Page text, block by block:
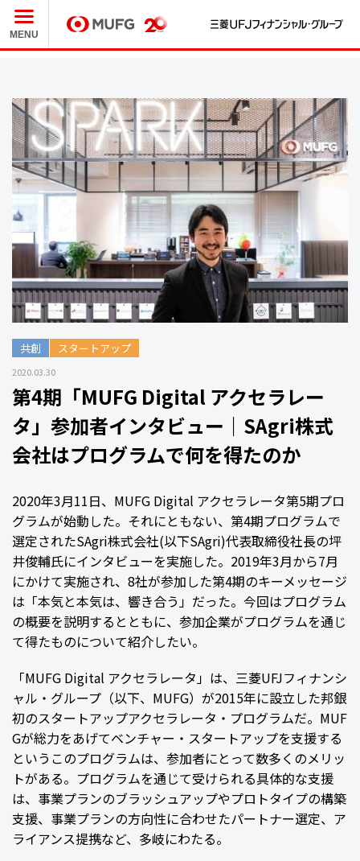
MUFG
MENU
共創 スタートアップ
2020.03.30
第4期「MUFG Digital アクセラレー
タ」参加者インタビュー｜SAgri株式
会社はプログラムで何を得たのか
2020年3月11日、MUFG Digital アクセラレータ第5期プロ
グラムが始動した。それにともない、第4期プログラムで
選定されたSAgri株式会社(以下SAgri)代表取締役社長の坪
井俊輔氏にインタビューを実施した。2019年3月から7月
にかけて実施され、8社が参加した第4期のキーメッセージ
は「本気と本気は、響き合う」だった。今回はプログラム
の概要を説明するとともに、参加企業がプログラムを通じ
て得たものについて紹介したい。
「MUFG Digital アクセラレータ」は、三菱UFJフィナンシ
ャル・グループ（以下、MUFG）が2015年に設立した邦銀
初のスタートアップアクセラレータ・プログラムだ。MUF
Gが総力をあげてベンチャー・スタートアップを支援する
というこのプログラムは、参加者にとって数多くのメリッ
トがある。プログラムを通じて受けられる具体的な支援
は、事業プランのブラッシュアップやプロトタイプの構築
支援、事業プランの方向性に合わせたパートナー選定、ア
ライアンス提携など、多岐にわたる。